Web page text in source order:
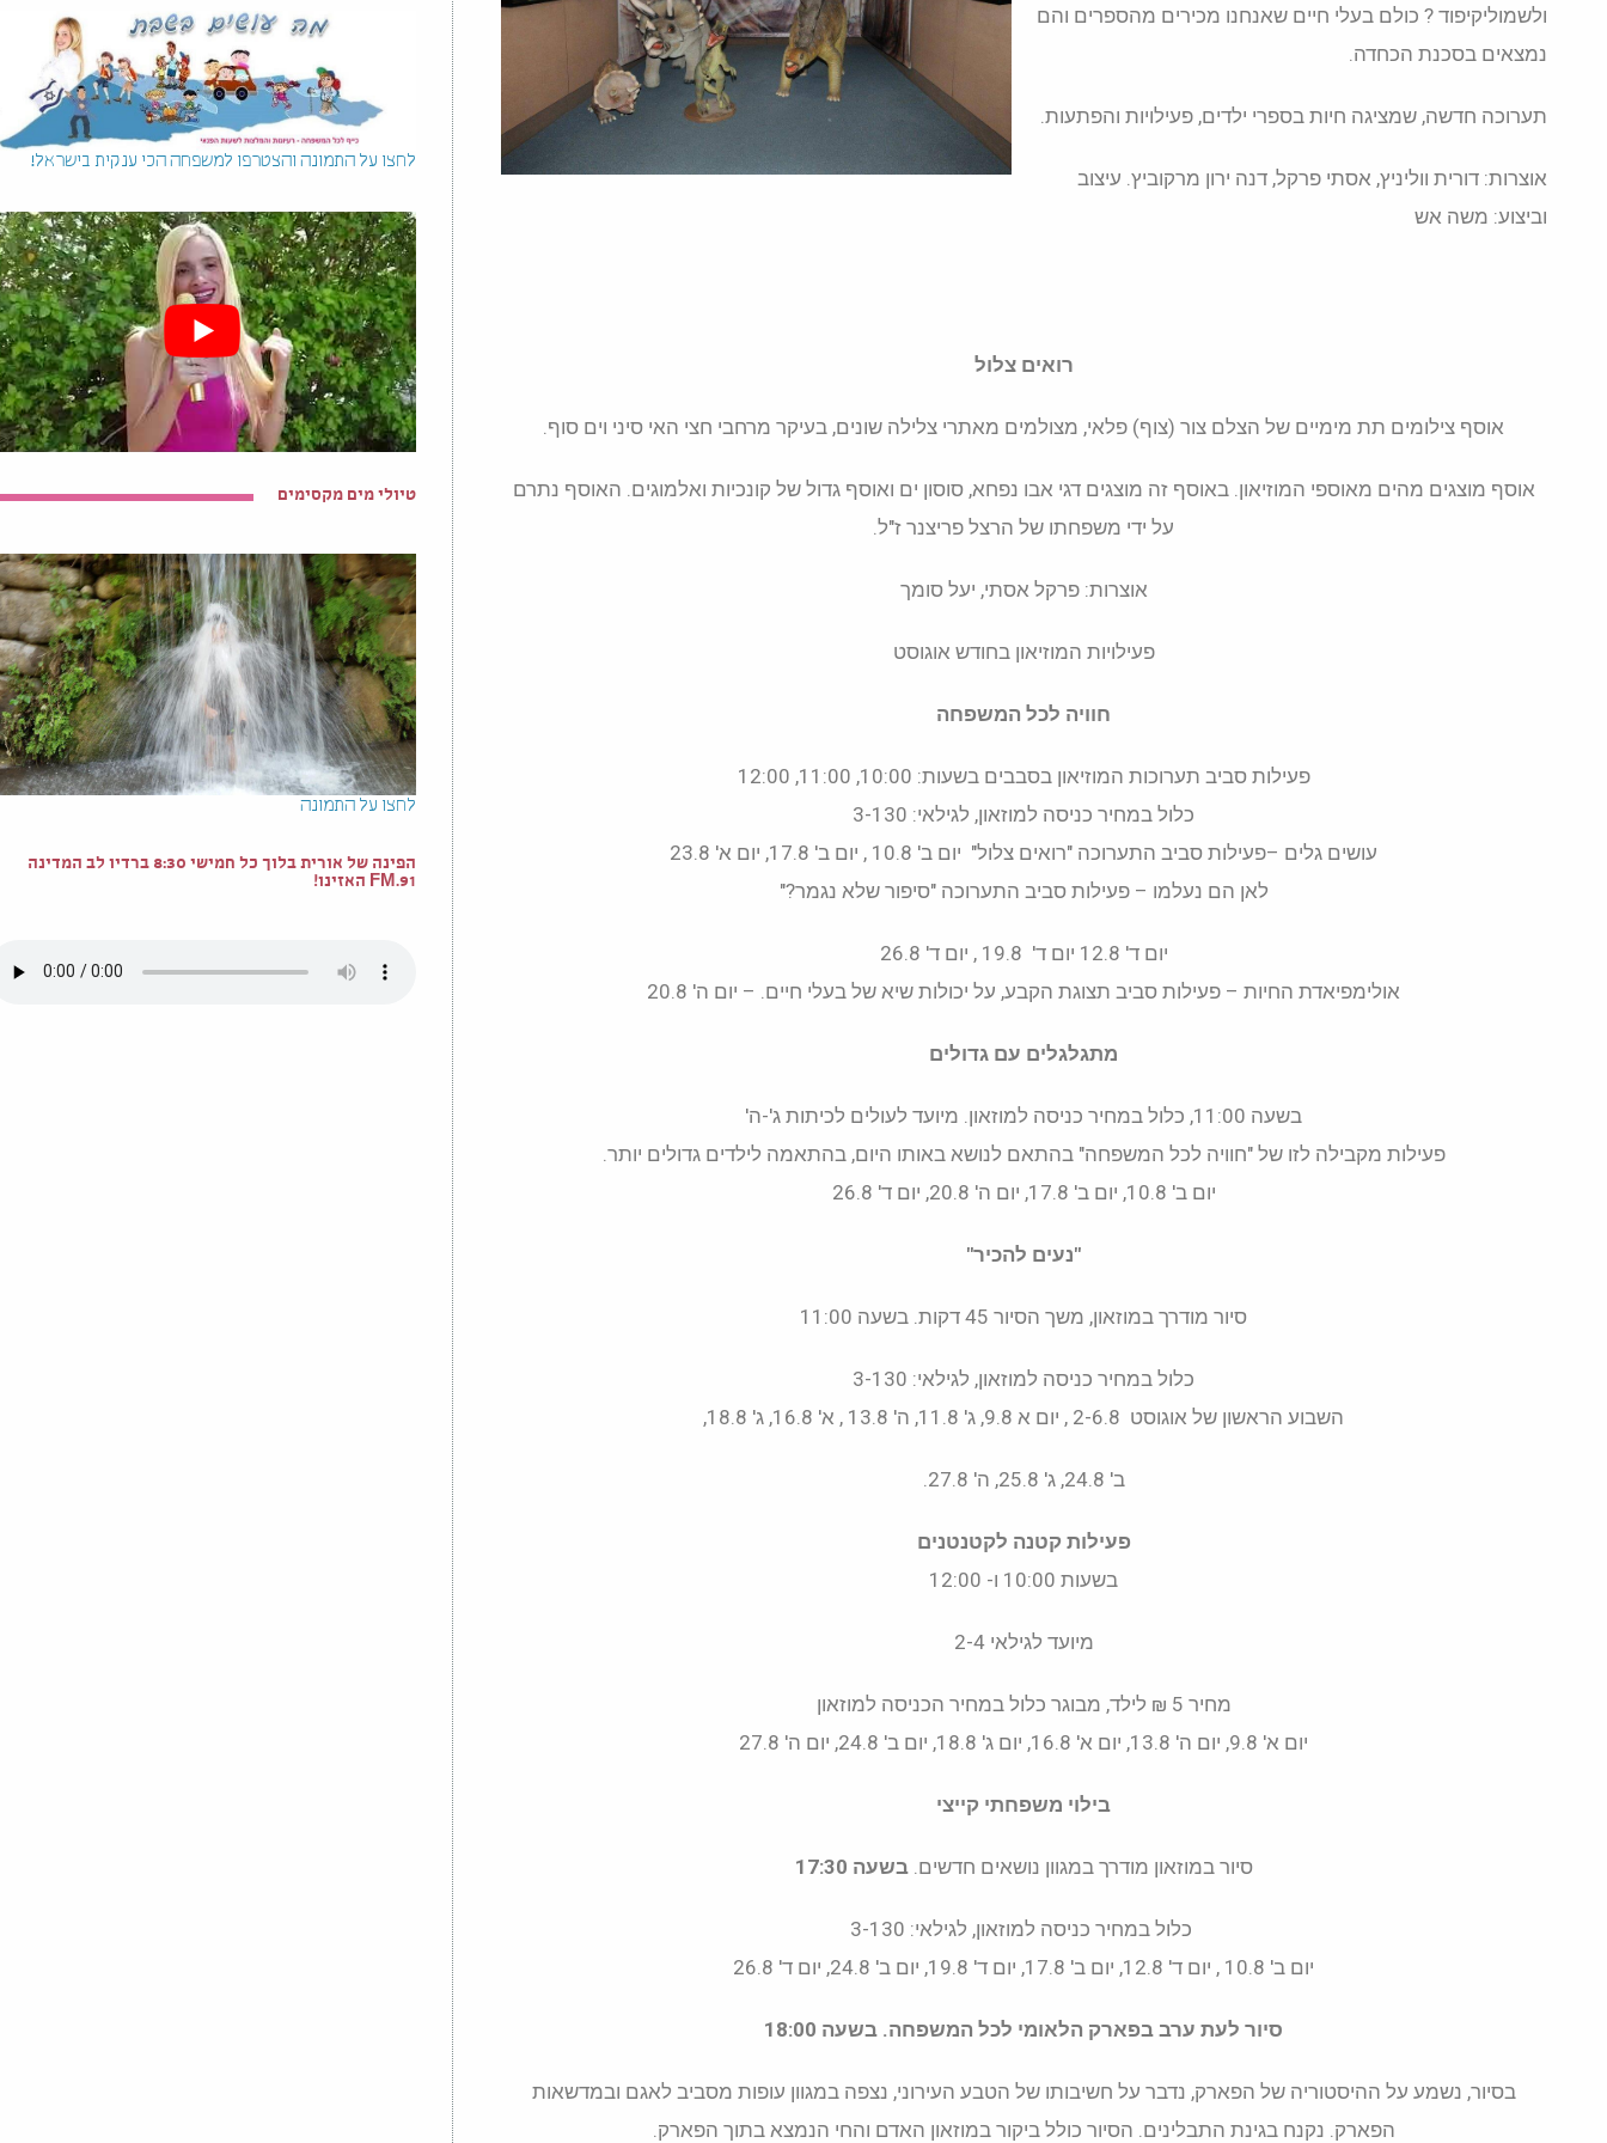
ולשמוליקיפוד ? כולם בעלי חיים שאנחנו מכירים מהספרים והם
נמצאים בסכנת הכחדה.
תערוכה חדשה, שמציגה חיות בספרי ילדים, פעילויות והפתעות.
אוצרות: דורית ווליניץ, אסתי פרקל, דנה ירון מרקוביץ. עיצוב
וביצוע: משה אש
רואים צלול
אוסף צילומים תת מימיים של הצלם צור (צוף) פלאי, מצולמים מאתרי צלילה שונים, בעיקר מרחבי חצי האי סיני וים סוף.
אוסף מוצגים מהים מאוספי המוזיאון. באוסף זה מוצגים דגי אבו נפחא, סוסון ים ואוסף גדול של קונכיות ואלמוגים. האוסף נתרם
על ידי משפחתו של הרצל פריצנר ז"ל.
אוצרות: פרקל אסתי, יעל סומך
פעילויות המוזיאון בחודש אוגוסט
חוויה לכל המשפחה
פעילות סביב תערוכות המוזיאון בסבבים בשעות: 10:00, 11:00, 12:00
כלול במחיר כניסה למוזאון, לגילאי: 3-130
עושים גלים –פעילות סביב התערוכה "רואים צלול" יום ב' 10.8 , יום ב' 17.8, יום א' 23.8
לאן הם נעלמו – פעילות סביב התערוכה "סיפור שלא נגמר?"
יום ד' 12.8 יום ד' 19.8 , יום ד' 26.8
אולימפיאדת החיות – פעילות סביב תצוגת הקבע, על יכולות שיא של בעלי חיים. – יום ה' 20.8
מתגלגלים עם גדולים
בשעה 11:00, כלול במחיר כניסה למוזאון. מיועד לעולים לכיתות ג'-ה'
פעילות מקבילה לזו של "חוויה לכל המשפחה" בהתאם לנושא באותו היום, בהתאמה לילדים גדולים יותר.
יום ב' 10.8, יום ב' 17.8, יום ה' 20.8, יום ד' 26.8
"נעים להכיר"
סיור מודרך במוזאון, משך הסיור 45 דקות. בשעה 11:00
כלול במחיר כניסה למוזאון, לגילאי: 3-130
השבוע הראשון של אוגוסט 2-6.8 , יום א 9.8, ג' 11.8, ה' 13.8 , א' 16.8, ג' 18.8,
ב' 24.8, ג' 25.8, ה' 27.8.
פעילות קטנה לקטנטנים
בשעות 10:00 ו- 12:00
מיועד לגילאי 2-4
מחיר 5 ₪ לילד, מבוגר כלול במחיר הכניסה למוזאון
יום א' 9.8, יום ה' 13.8, יום א' 16.8, יום ג' 18.8, יום ב' 24.8, יום ה' 27.8
בילוי משפחתי קייצי
סיור במוזאון מודרך במגוון נושאים חדשים.בשעה 17:30
כלול במחיר כניסה למוזאון, לגילאי: 3-130
יום ב' 10.8 , יום ד' 12.8, יום ב' 17.8, יום ד' 19.8, יום ב' 24.8, יום ד' 26.8
סיור לעת ערב בפארק הלאומי לכל המשפחה. בשעה 18:00
בסיור, נשמע על ההיסטוריה של הפארק, נדבר על חשיבותו של הטבע העירוני, נצפה במגוון עופות מסביב לאגם ובמדשאות
הפארק. נקנח בגינת התבלינים. הסיור כולל ביקור במוזאון האדם והחי הנמצא בתוך הפארק.
לחצו על התמונה והצטרפו למשפחה הכי ענקית בישראל!
טיולי מים מקסימים
לחצו על התמונה
הפינה של אורית בלוך כל חמישי 8:30 ברדיו לב המדינה
91.FM האזינו!